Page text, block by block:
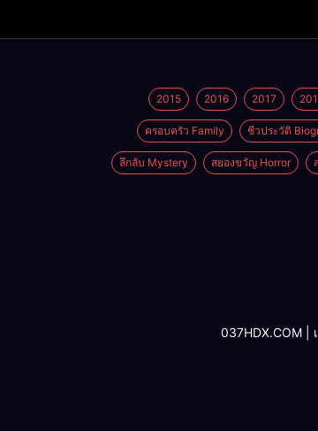
2015 2016 2017
ครอบครัว Family ชีวประวัติ
ลึกลับ Mystery สยองขวัญ Horror
037HDX.COM |